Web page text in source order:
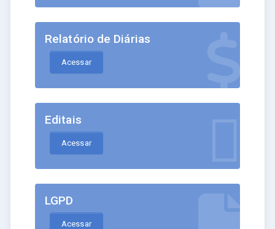
Relatório de Diárias
Acessar
Editais
Acessar
LGPD
Acessar